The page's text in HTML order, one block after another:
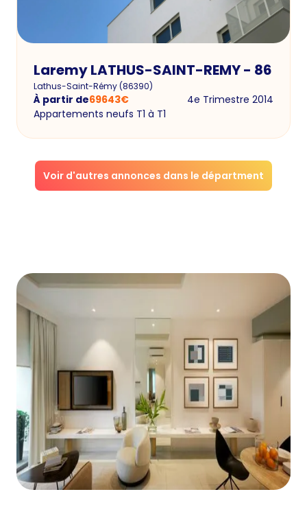
Laremy LATHUS-SAINT-REMY - 86
Lathus-Saint-Rémy(86390)
À partir de69643€
4e Trimestre 2014
Appartements neufs T1 à T1
Voir d'autres annonces dans le départment